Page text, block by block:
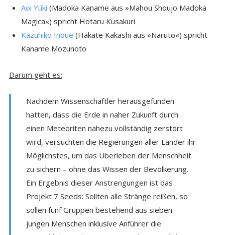
Aoi Yūki (Madoka Kaname aus »Mahou Shoujo Madoka
Magica«) spricht Hotaru Kusakuri
Kazuhiko Inoue (Hakate Kakashi aus »Naruto«) spricht
Kaname Mozunoto
Darum geht es:
Nachdem Wissenschaftler herausgefunden
hatten, dass die Erde in naher Zukunft durch
einen Meteoriten nahezu vollständig zerstört
wird, versuchten die Regierungen aller Länder ihr
Möglichstes, um das Überleben der Menschheit
zu sichern – ohne das Wissen der Bevölkerung.
Ein Ergebnis dieser Anstrengungen ist das
Projekt 7 Seeds: Sollten alle Stränge reißen, so
sollen fünf Gruppen bestehend aus sieben
jungen Menschen inklusive Anführer die